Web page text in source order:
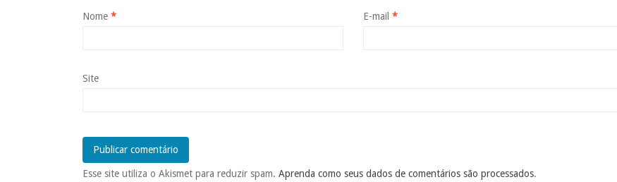
Nome * E-mail *
Site
Esse site utiliza o Akismet para reduzir spam. Aprenda como seus dados de comentários são processados.